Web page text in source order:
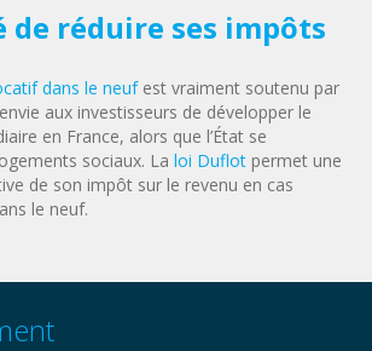
de réduire ses impôts
dans le neufest vraiment soutenu par
aux investisseurs de développer le
en France, alors que l’État se
sociaux. La loi Duflot permet une
de son impôt sur le revenu en cas
le neuf.